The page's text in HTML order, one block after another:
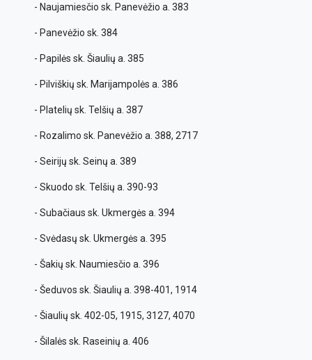
- Naujamiesčio sk. Panevėžio a. 383
- Panevėžio sk. 384
- Papilės sk. Šiaulių a. 385
- Pilviškių sk. Marijampolės a. 386
- Platelių sk. Telšių a. 387
- Rozalimo sk. Panevėžio a. 388, 2717
- Seirijų sk. Seinų a. 389
- Skuodo sk. Telšių a. 390-93
- Subačiaus sk. Ukmergės a. 394
- Svėdasų sk. Ukmergės a. 395
- Šakių sk. Naumiesčio a. 396
- Šeduvos sk. Šiaulių a. 398-401, 1914
- Šiaulių sk. 402-05, 1915, 3127, 4070
- Šilalės sk. Raseinių a. 406